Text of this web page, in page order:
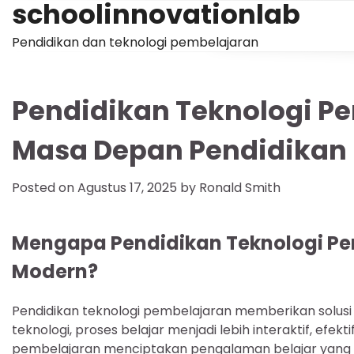
Skip
content
schoolinnovationlab
Pendidikan dan teknologi pembelajaran
Pendidikan Teknologi
Masa Depan Pendidikan
Posted onAgustus 17, 2025 by Ronald Smith
Mengapa Pendidikan Teknologi
Modern?
Pendidikan teknologi pembelajaran memberikan
teknologi, proses belajar menjadi lebih interaktif,
pembelajaran menciptakan pengalaman belajar yang